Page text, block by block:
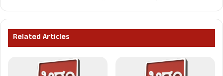
Related Articles